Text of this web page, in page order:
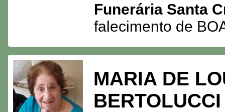
Funerária Santa
falecimento de
MARIA DE
BERTOLUCCI